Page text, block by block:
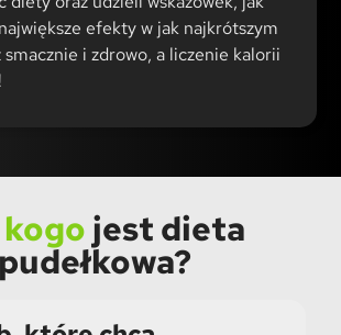
efekty w jak najkrótszym
smacznie i zdrowo, a liczenie kalorii
jest dieta
pudełkowa?